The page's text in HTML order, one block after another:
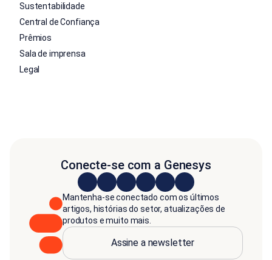
Sustentabilidade
Central de Confiança
Prêmios
Sala de imprensa
Legal
Conecte-se com a Genesys
Mantenha-se conectado com os últimos
artigos, histórias do setor, atualizações de
produtos e muito mais.
Assine a newsletter